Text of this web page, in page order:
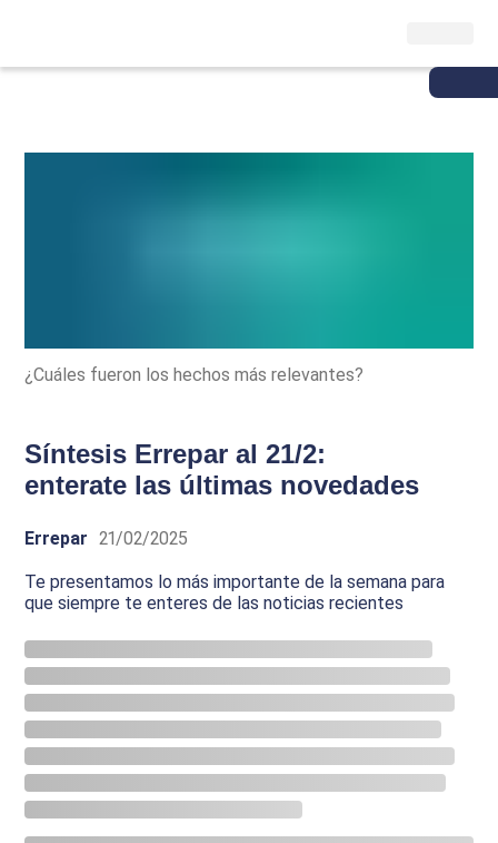
¿Cuáles fueron los hechos más relevantes?
Síntesis Errepar al 21/2:
enterate las últimas novedades
Errepar 21/02/2025
Te presentamos lo más importante de la semana para
que siempre te enteres de las noticias recientes